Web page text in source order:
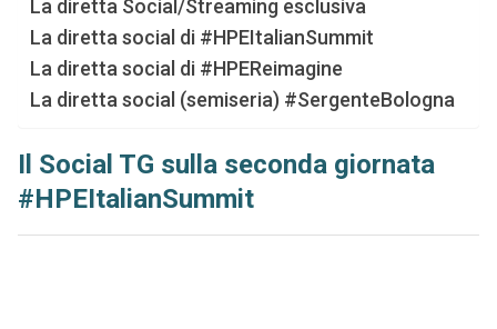
La diretta Social/Streaming esclusiva
La diretta social di #HPEItalianSummit
La diretta social di #HPEReimagine
La diretta social (semiseria) #SergenteBologna
Il Social TG sulla seconda giornata
#HPEItalianSummit